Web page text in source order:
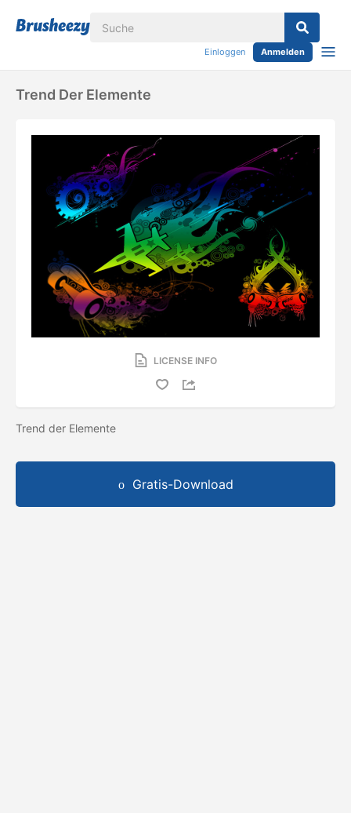
Einloggen Anmelden
Trend Der Elemente
LICENSE INFO
Trend der Elemente
Gratis-Download